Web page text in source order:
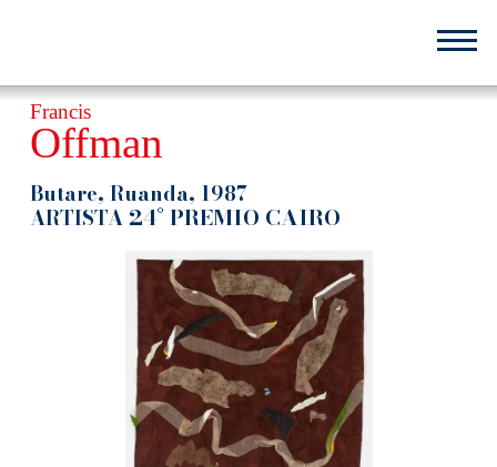
principale
Francis
Offman
Butare, Ruanda, 1987
ARTISTA 24° PREMIO CAIRO